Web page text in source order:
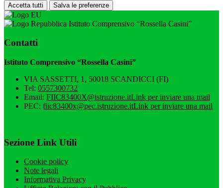
Accetta tutti Salva le preferenze
Istituto Comprensivo “Rossella Casini”
Contatti
Istituto Comprensivo “Rossella Casini”
VIA SASSETTI, 1, 50018 SCANDICCI (FI)
Tel: 0557300732
Email: FIIC83400X@istruzione.itLink per inviare una mail
PEC: fiic83400x@pec.istruzione.itLink per inviare una mail
Sezione Link Utili
Cookie policy
Note legali
Informativa Privacy